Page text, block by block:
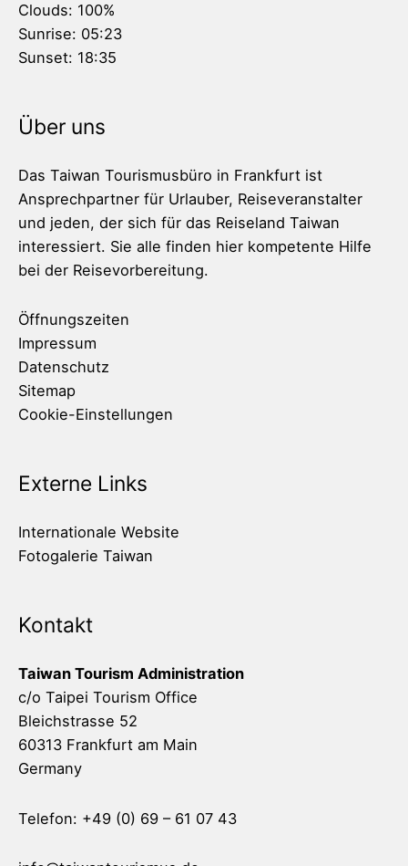
Clouds: 100%
Sunrise: 05:23
Sunset: 18:35
Über uns
Das Taiwan Tourismusbüro in Frankfurt ist
Ansprechpartner für Urlauber, Reiseveranstalter
und jeden, der sich für das Reiseland Taiwan
interessiert. Sie alle finden hier kompetente Hilfe
bei der Reisevorbereitung.
Öffnungszeiten
Impressum
Datenschutz
Sitemap
Cookie-Einstellungen
Externe Links
Internationale Website
Fotogalerie Taiwan
Kontakt
Taiwan Tourism Administration
c/o Taipei Tourism Office
Bleichstrasse 52
60313 Frankfurt am Main
Germany
Telefon: +49 (0) 69 – 61 07 43